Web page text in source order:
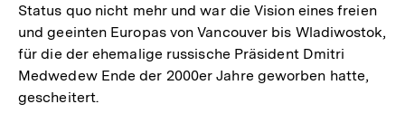
Status quo nicht mehr und war die Vision eines freien
und geeinten Europas von Vancouver bis Wladiwostok,
für die der ehemalige russische Präsident Dmitri
Medwedew Ende der 2000er Jahre geworben hatte,
gescheitert.